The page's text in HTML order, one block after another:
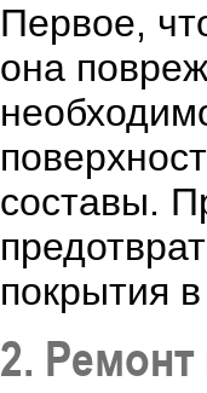
Первое,
она
составы.
покрытия
2.